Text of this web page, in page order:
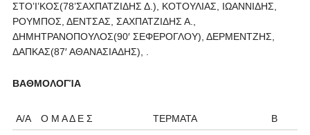
ΣΤΟ’Ι’ΚΟΣ(78’ΣΑΧΠΑΤΖΙΔΗΣ Δ.), ΚΟΤΟΥΛΙΑΣ, ΙΩΑΝΝΙΔΗΣ,
ΡΟΥΜΠΟΣ, ΔΕΝΤΣΑΣ, ΣΑΧΠΑΤΖΙΔΗΣ Α.,
ΔΗΜΗΤΡΑΝΟΠΟΥΛΟΣ(90′ ΣΕΦΕΡΟΓΛΟΥ), ΔΕΡΜΕΝΤΖΗΣ,
ΔΑΠΚΑΣ(87′ ΑΘΑΝΑΣΙΑΔΗΣ), .
BΑΘΜΟΛΟΓΊΑ
Α/Α Ο Μ Α Δ Ε Σ ΤΕΡΜΑΤΑ Β